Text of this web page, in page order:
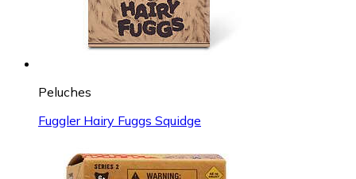
Peluches
Fuggler Hairy Fuggs Squidge